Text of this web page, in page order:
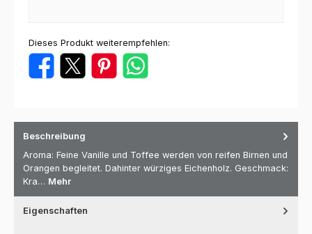
Dieses Produkt weiterempfehlen:
Beschreibung
Aroma: Feine Vanille und Toffee werden von reifen Birnen und
Orangen begleitet. Dahinter würziges Eichenholz. Geschmack:
Kra… Mehr
Eigenschaften